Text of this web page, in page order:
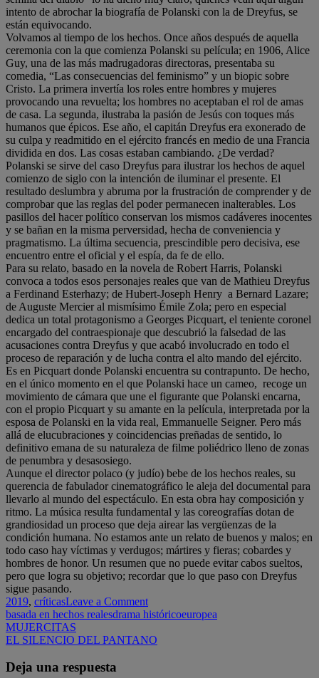
intento de abrochar la biografía de Polanski con la de Dreyfus, se
están equivocando.
Volvamos al tiempo de los hechos. Once años después de aquella
ceremonia con la que comienza Polanski su película; en 1906, Alice
Guy, una de las más madrugadoras directoras, presentaba su
comedia, “Las consecuencias del feminismo” y un biopic sobre
Cristo. La primera invertía los roles entre hombres y mujeres
provocando una revuelta; los hombres no aceptaban el rol de amas
de casa. La segunda, ilustraba la pasión de Jesús con toques más
humanos que épicos. Ese año, el capitán Dreyfus era exonerado de
su culpa y readmitido en el ejército francés en medio de una Francia
dividida en dos. Las cosas estaban cambiando. ¿De verdad?
Polanski se sirve del caso Dreyfus para ilustrar los hechos de aquel
comienzo de siglo con la intención de iluminar el presente. El
resultado deslumbra y abruma por la frustración de comprender y de
comprobar que las reglas del poder permanecen inalterables. Los
pasillos del hacer político conservan los mismos cadáveres inocentes
y se bañan en la misma perversidad, hecha de conveniencia y
pragmatismo. La última secuencia, prescindible pero decisiva, ese
encuentro entre el oficial y el espía, da fe de ello.
Para su relato, basado en la novela de Robert Harris, Polanski
convoca a todos esos personajes reales que van de Mathieu Dreyfus
a Ferdinand Esterhazy; de Hubert-Joseph Henry a Bernard Lazare;
de Auguste Mercier al mismísimo Émile Zola; pero en especial
dedica un total protagonismo a Georges Picquart, el teniente coronel
encargado del contraespionaje que descubrió la falsedad de las
acusaciones contra Dreyfus y que acabó involucrado en todo el
proceso de reparación y de lucha contra el alto mando del ejército.
Es en Picquart donde Polanski encuentra su contrapunto. De hecho,
en el único momento en el que Polanski hace un cameo, recoge un
movimiento de cámara que une el figurante que Polanski encarna,
con el propio Picquart y su amante en la película, interpretada por la
esposa de Polanski en la vida real, Emmanuelle Seigner. Pero más
allá de elucubraciones y coincidencias preñadas de sentido, lo
definitivo emana de su naturaleza de filme poliédrico lleno de zonas
de penumbra y desasosiego.
Aunque el director polaco (y judío) bebe de los hechos reales, su
querencia de fabulador cinematográfico le aleja del documental para
llevarlo al mundo del espectáculo. En esta obra hay composición y
ritmo. La música resulta fundamental y las coreografías dotan de
grandiosidad un proceso que deja airear las vergüenzas de la
condición humana. No estamos ante un relato de buenos y malos; en
todo caso hay víctimas y verdugos; mártires y fieras; cobardes y
hombres de honor. Un resumen que no puede evitar cabos sueltos,
pero que logra su objetivo; recordar que lo que paso con Dreyfus
sigue pasando.
2019, críticasLeave a Commenton
EL
Y
basada en hechos realesdrama históricoeuropea
Navegación
de
entradas
MUJERCITAS
EL SILENCIO DEL PANTANO
Deja una respuesta